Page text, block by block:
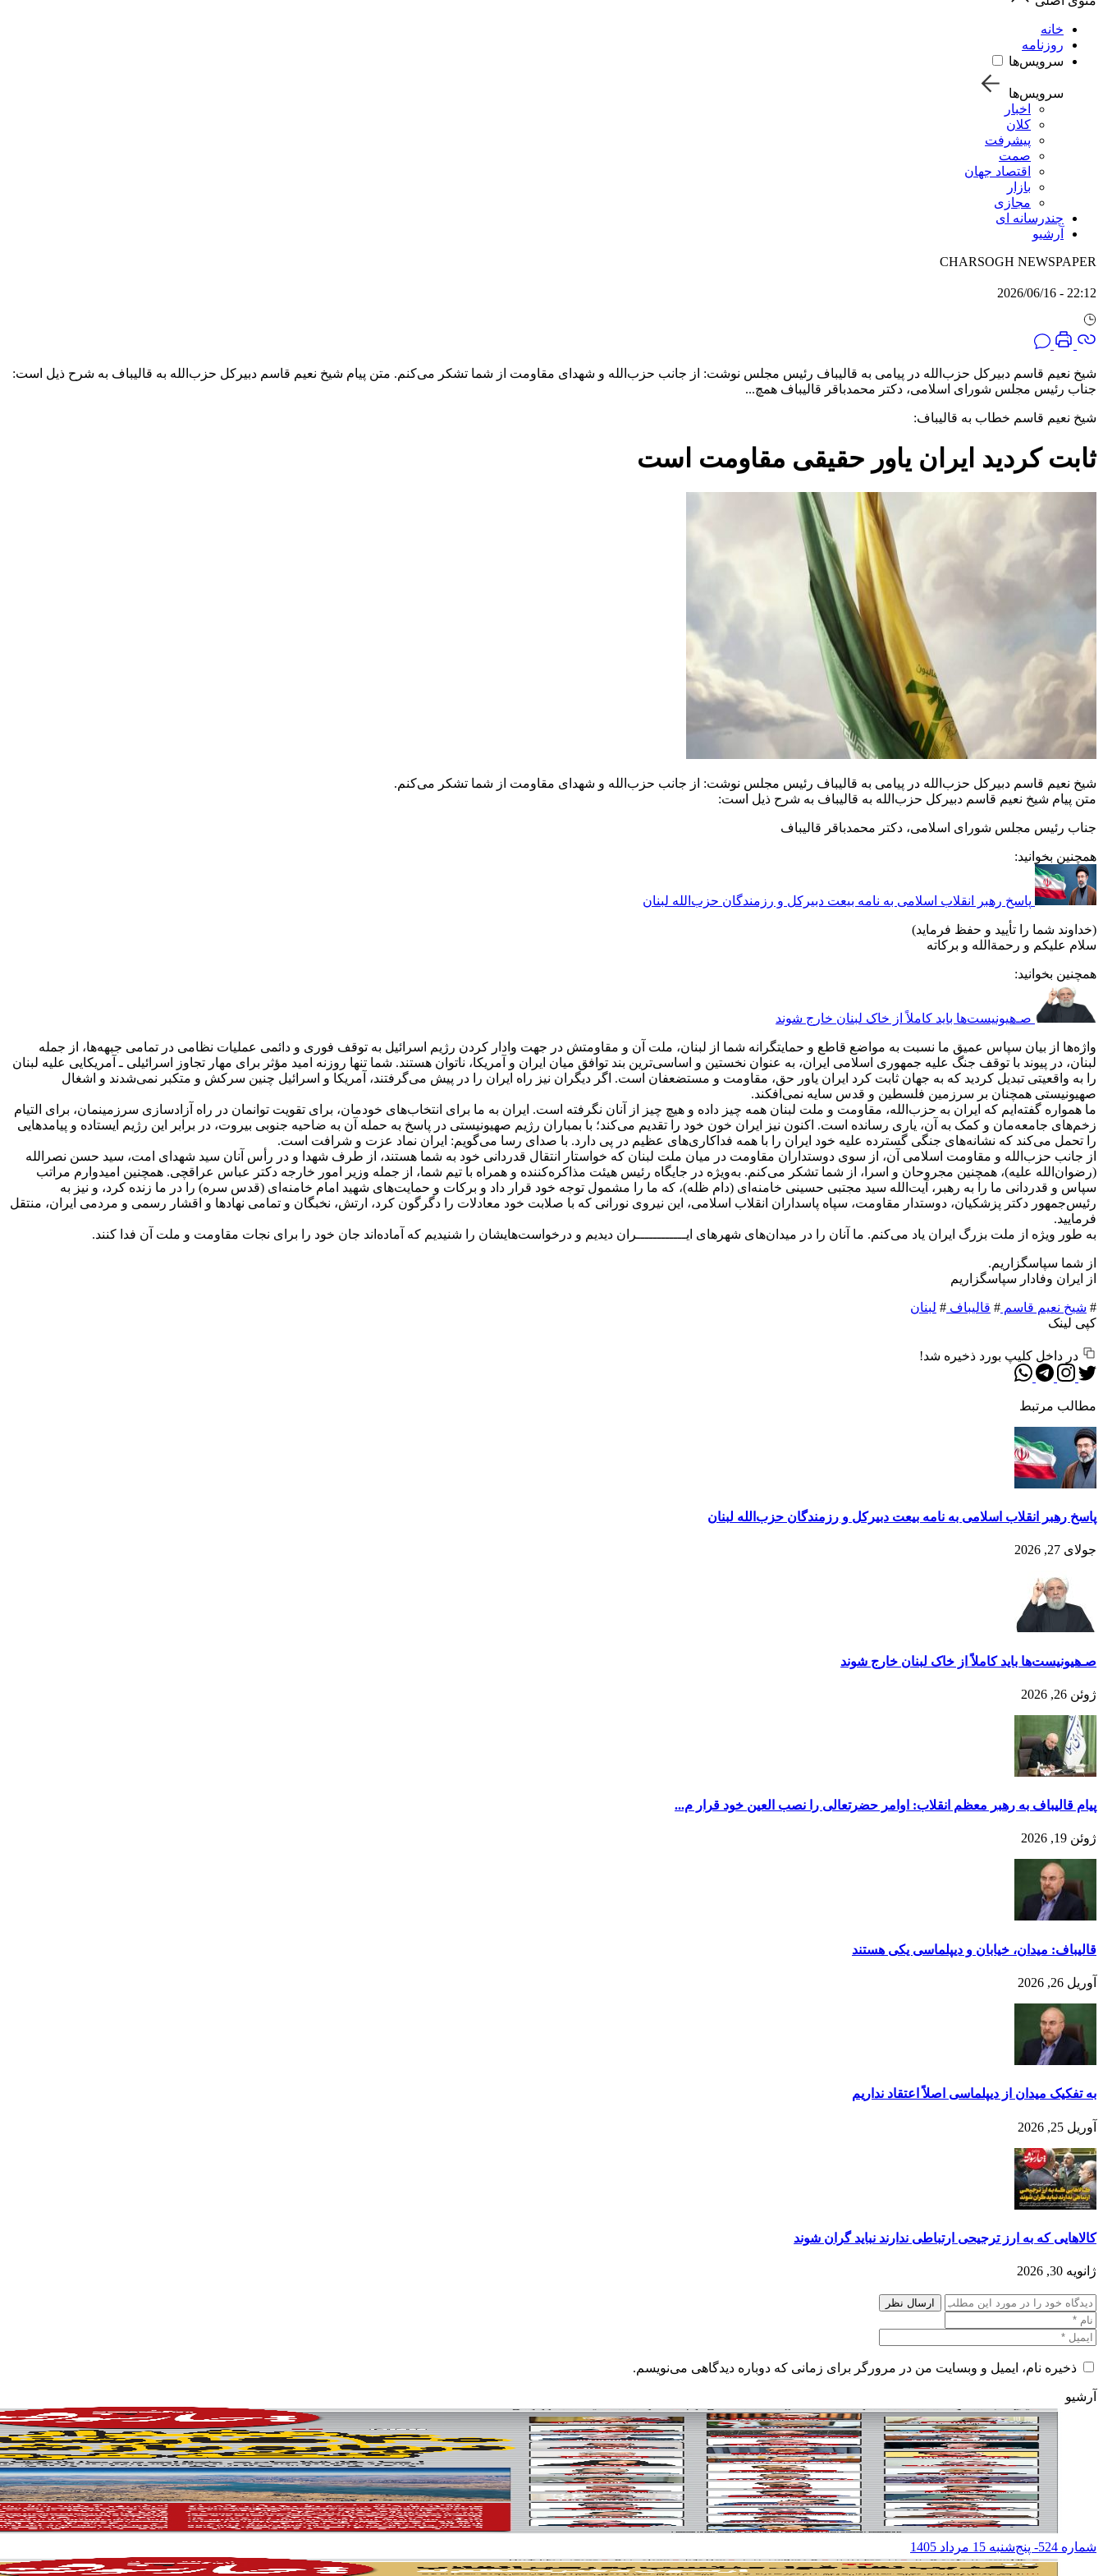
خانه
روزنامه
سرویس‌ها
سرویس‌ها
اخبار
کلان
پیشرفت
صمت
اقتصاد جهان
بازار
مجازی
چندرسانه ای
آرشیو
CHARSOGH NEWSPAPER
22:12 - 2026/06/16
شیخ نعیم قاسم دبیرکل حزب‌الله در پیامی به قالیباف رئیس مجلس نوشت: از جانب حزب‌الله و شهدای مقاومت از شما تشکر می‌کنم. متن پیام شیخ نعیم قاسم دبیرکل حزب‌الله به قالیباف به شرح ذیل است:
جناب رئیس مجلس شورای اسلامی، دکتر محمدباقر قالیباف همچ...
شیخ نعیم قاسم خطاب به قالیباف:
ثابت کردید ایران یاور حقیقی مقاومت است
شیخ نعیم قاسم دبیرکل حزب‌الله در پیامی به قالیباف رئیس مجلس نوشت: از جانب حزب‌الله و شهدای مقاومت از شما تشکر می‌کنم.
متن پیام شیخ نعیم قاسم دبیرکل حزب‌الله به قالیباف به شرح ذیل است:
جناب رئیس مجلس شورای اسلامی، دکتر محمدباقر قالیباف
همچنین بخوانید:
پاسخ رهبر انقلاب اسلامی به نامه بیعت دبیرکل و رزمندگان حزب‌الله لبنان
(خداوند شما را تأیید و حفظ فرماید)
سلام علیکم و رحمةالله و برکاته
همچنین بخوانید:
صـ‌هیونیست‌ها باید کاملاً از خا‌ک لبنان خارج شوند
واژه‌ها از بیان سپاس عمیق ما نسبت به مواضع قاطع و حمایتگرانه شما از لبنان، ملت آن و مقاومتش در جهت وادار کردن رژیم اسرائیل به توقف فوری و دائمی عملیات نظامی در تمامی جبهه‌ها، از جمله
لبنان، در پیوند با توقف جنگ علیه جمهوری اسلامی ایران، به عنوان نخستین و اساسی‌ترین بند توافق میان ایران و آمریکا، ناتوان هستند. شما تنها روزنه امید مؤثر برای مهار تجاوز اسرائیلی ـ آمریکایی علیه لبنان
را به واقعیتی تبدیل کردید که به جهان ثابت کرد ایران یاور حق، مقاومت و مستضعفان است. اگر دیگران نیز راه ایران را در پیش می‌گرفتند، آمریکا و اسرائیل چنین سرکش و متکبر نمی‌شدند و اشغال
صهیونیستی همچنان بر سرزمین فلسطین و قدس سایه نمی‌افکند.
ما همواره گفته‌ایم که ایران به حزب‌الله، مقاومت و ملت لبنان همه چیز داده و هیچ چیز از آنان نگرفته است. ایران به ما برای انتخاب‌های خودمان، برای تقویت توانمان در راه آزادسازی سرزمینمان، برای التیام
زخم‌های جامعه‌مان و کمک به آن، یاری رسانده است. اکنون نیز ایران خون خود را تقدیم می‌کند؛ با بمباران رژیم صهیونیستی در پاسخ به حمله آن به ضاحیه جنوبی بیروت، در برابر این رژیم ایستاده و پیامدهایی
را تحمل می‌کند که نشانه‌های جنگی گسترده علیه خود ایران را با همه فداکاری‌های عظیم در پی دارد. با صدای رسا می‌گویم: ایران نماد عزت و شرافت است.
از جانب حزب‌الله و مقاومت اسلامی آن، از سوی دوستداران مقاومت در میان ملت لبنان که خواستار انتقال قدردانی خود به شما هستند، از طرف شهدا و در رأس آنان سید شهدای امت، سید حسن نصرالله
(رضوان‌الله علیه)، همچنین مجروحان و اسرا، از شما تشکر می‌کنم. به‌ویژه در جایگاه رئیس هیئت مذاکره‌کننده و همراه با تیم شما، از جمله وزیر امور خارجه دکتر عباس عراقچی. همچنین امیدوارم مراتب
سپاس و قدردانی ما را به رهبر، آیت‌الله سید مجتبی حسینی خامنه‌ای (دام ظله)، که ما را مشمول توجه خود قرار داد و برکات و حمایت‌های شهید امام خامنه‌ای (قدس سره) را در ما زنده کرد، و نیز به
رئیس‌جمهور دکتر پزشکیان، دوستدار مقاومت، سپاه پاسداران انقلاب اسلامی، این نیروی نورانی که با صلابت خود معادلات را دگرگون کرد، ارتش، نخبگان و تمامی نهادها و اقشار رسمی و مردمی ایران، منتقل
فرمایید.
به طور ویژه از ملت بزرگ ایران یاد می‌کنم. ما آنان را در میدان‌های شهرهای ایــــــــــــران دیدیم و درخواست‌هایشان را شنیدیم که آماده‌اند جان خود را برای نجات مقاومت و ملت آن فدا کنند.
از شما سپاسگزاریم.
از ایران وفادار سپاسگزاریم
# شیخ نعیم قاسم # قالیباف # لبنان
کپی لینک
در داخل کلیپ بورد ذخیره شد!
مطالب مرتبط
پاسخ رهبر انقلاب اسلامی به نامه بیعت دبیرکل و رزمندگان حزب‌الله لبنان
جولای 27, 2026
صـ‌هیونیست‌ها باید کاملاً از خا‌ک لبنان خارج شوند
ژوئن 26, 2026
پیام قالیباف به رهبر معظم انقلاب: اوامر حضرتعالی را نصب العین خود قرار م...
ژوئن 19, 2026
قالیباف: میدان، خیابان و دیپلماسی یکی هستند
آوریل 26, 2026
به تفکیک میدان از دیپلماسی اصلاً اعتقاد نداریم
آوریل 25, 2026
کالاهایی که به ارز ترجیحی ارتباطی ندارند نباید گران شوند
ژانویه 30, 2026
ذخیره نام، ایمیل و وبسایت من در مرورگر برای زمانی که دوباره دیدگاهی می‌نویسم.
آرشیو
شماره 524- پنج‌شنبه 15 مرداد 1405